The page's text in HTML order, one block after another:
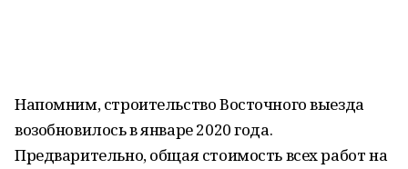
Напомним, строительство Восточного выезда
возобновилось в январе 2020 года.
Предварительно, общая стоимость всех работ на